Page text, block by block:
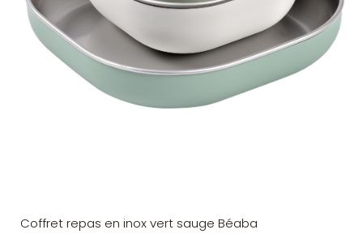
Coffret repas en inox vert sauge Béaba